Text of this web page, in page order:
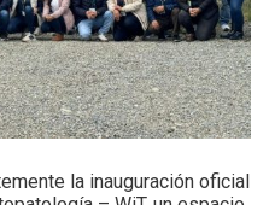
la inauguración oficial